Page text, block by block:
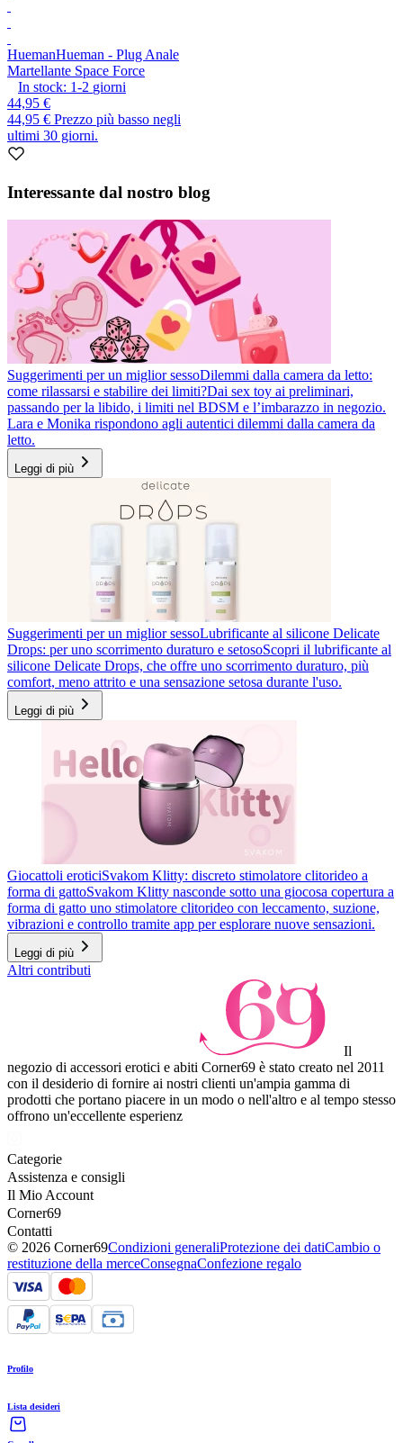
HuemanHueman - Plug Anale
Martellante Space Force
In stock: 1-2 giorni
44,95 €
44,95 € Prezzo più basso negli
ultimi 30 giorni.
Interessante dal nostro blog
Suggerimenti per un miglior sessoDilemmi dalla camera da letto:
come rilassarsi e stabilire dei limiti?Dai sex toy ai preliminari,
passando per la libido, i limiti nel BDSM e l’imbarazzo in negozio.
Lara e Monika rispondono agli autentici dilemmi dalla camera da
letto.
Leggi di più
Suggerimenti per un miglior sessoLubrificante al silicone Delicate
Drops: per uno scorrimento duraturo e setosoScopri il lubrificante al
silicone Delicate Drops, che offre uno scorrimento duraturo, più
comfort, meno attrito e una sensazione setosa durante l'uso.
Leggi di più
Giocattoli eroticiSvakom Klitty: discreto stimolatore clitorideo a
forma di gattoSvakom Klitty nasconde sotto una giocosa copertura a
forma di gatto uno stimolatore clitorideo con leccamento, suzione,
vibrazioni e controllo tramite app per esplorare nuove sensazioni.
Leggi di più
Altri contributi
Il
negozio di accessori erotici e abiti Corner69 è stato creato nel 2011
con il desiderio di fornire ai nostri clienti un'ampia gamma di
prodotti che portano piacere in un modo o nell'altro e al tempo stesso
offrono un'eccellente esperienz
Categorie
Assistenza e consigli
Il Mio Account
Corner69
Contatti
© 2026 Corner69Condizioni generaliProtezione dei datiCambio o
restituzione della merceConsegnaConfezione regalo
Profilo
Lista desideri